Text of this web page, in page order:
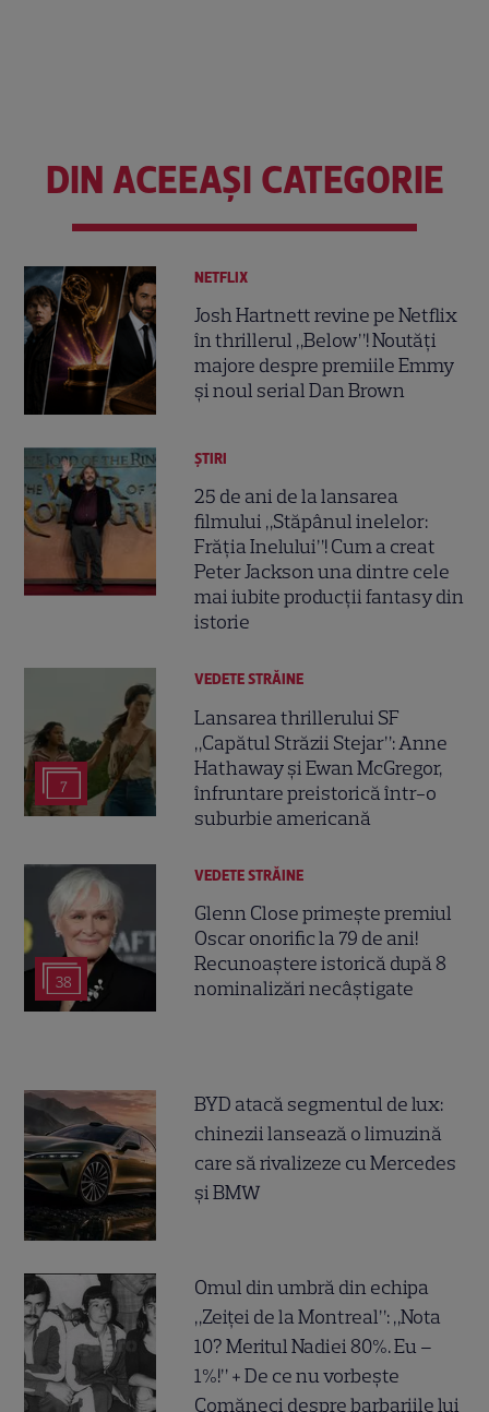
DIN ACEEAȘI CATEGORIE
NETFLIX
Josh Hartnett revine pe Netflix
în thrillerul „Below”! Noutăți
majore despre premiile Emmy
și noul serial Dan Brown
ȘTIRI
25 de ani de la lansarea
filmului „Stăpânul inelelor:
Frăția Inelului”! Cum a creat
Peter Jackson una dintre cele
mai iubite producții fantasy din
istorie
7
VEDETE STRĂINE
Lansarea thrillerului SF
„Capătul Străzii Stejar”: Anne
Hathaway și Ewan McGregor,
înfruntare preistorică într-o
suburbie americană
38
VEDETE STRĂINE
Glenn Close primește premiul
Oscar onorific la 79 de ani!
Recunoaștere istorică după 8
nominalizări necâștigate
BYD atacă segmentul de lux:
chinezii lansează o limuzină
care să rivalizeze cu Mercedes
și BMW
Omul din umbră din echipa
„Zeiței de la Montreal”: „Nota
10? Meritul Nadiei 80%. Eu –
1%!” + De ce nu vorbește
Comăneci despre barbariile lui